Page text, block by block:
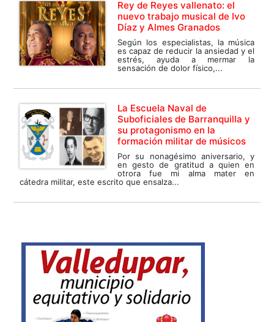
Rey de Reyes vallenato: el
nuevo trabajo musical de Ivo
Díaz y Almes Granados
Según los especialistas, la música
es capaz de reducir la ansiedad y el
estrés, ayuda a mermar la
sensación de dolor físico,...
La Escuela Naval de
Suboficiales de Barranquilla y
su protagonismo en la
formación militar de músicos
Por su nonagésimo aniversario, y
en gesto de gratitud a quien en
otrora fue mi alma mater en
cátedra militar, este escrito que ensalza...